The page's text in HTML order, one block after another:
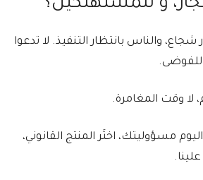
شجاع، والناس بانتظار التنفيذ. لا تدعوا
للفوضى.
لا وقت المغامرة.
مسؤوليتك، اختَر المنتج القانوني،